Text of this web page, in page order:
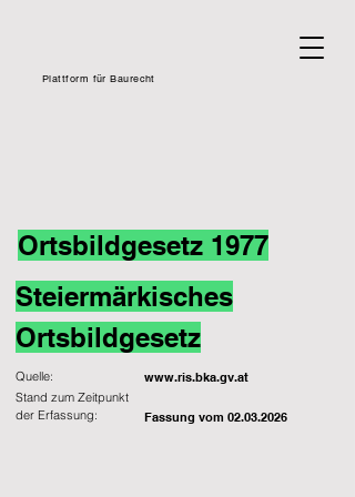
Plattform für Baurecht
Ortsbildgesetz 1977
Steiermärkisches
Ortsbildgesetz
Quelle: www.ris.bka.gv.at
Fassung vom 02.03.2026
Stand zum Zeitpunkt
der Erfassung: